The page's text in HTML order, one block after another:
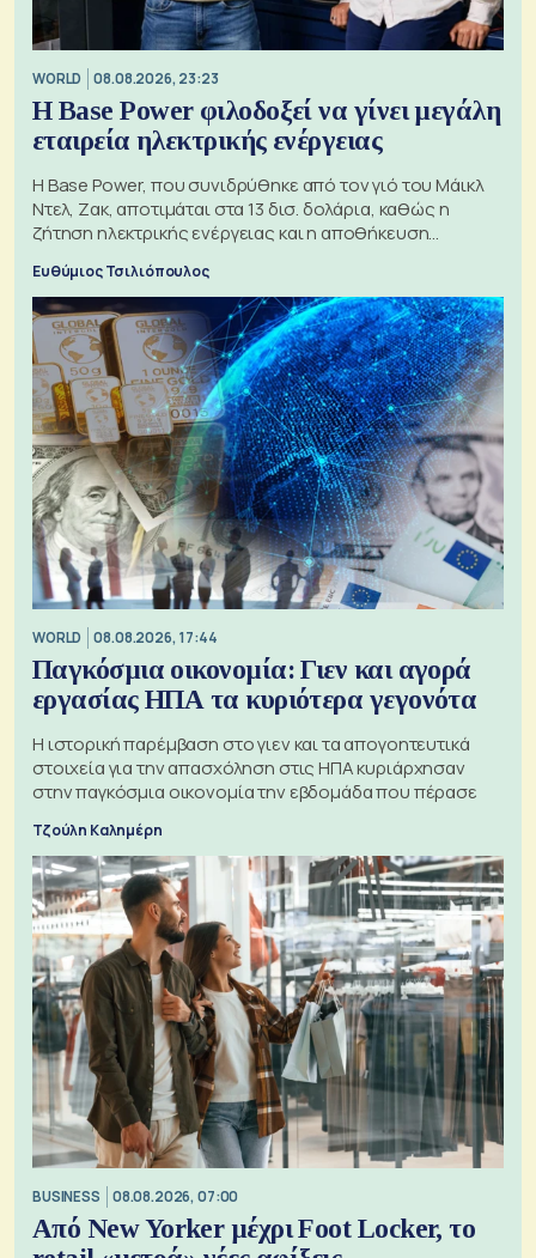
WORLD 08.08.2026, 23:23
Η Base Power φιλοδοξεί να γίνει μεγάλη
εταιρεία ηλεκτρικής ενέργειας
Η Base Power, που συνιδρύθηκε από τον γιό του Μάικλ
Ντελ, Ζακ, αποτιμάται στα 13 δισ. δολάρια, καθώς η
ζήτηση ηλεκτρικής ενέργειας και η αποθήκευση
Ευθύμιος Τσιλιόπουλος
WORLD 08.08.2026, 17:44
Παγκόσμια οικονομία: Γιεν και αγορά
εργασίας ΗΠΑ τα κυριότερα γεγονότα
Η ιστορική παρέμβαση στο γιεν και τα απογοητευτικά
στοιχεία για την απασχόληση στις ΗΠΑ κυριάρχησαν
στην παγκόσμια οικονομία την εβδομάδα που πέρασε
Τζούλη Καλημέρη
BUSINESS 08.08.2026, 07:00
Από New Yorker μέχρι Foot Locker, το